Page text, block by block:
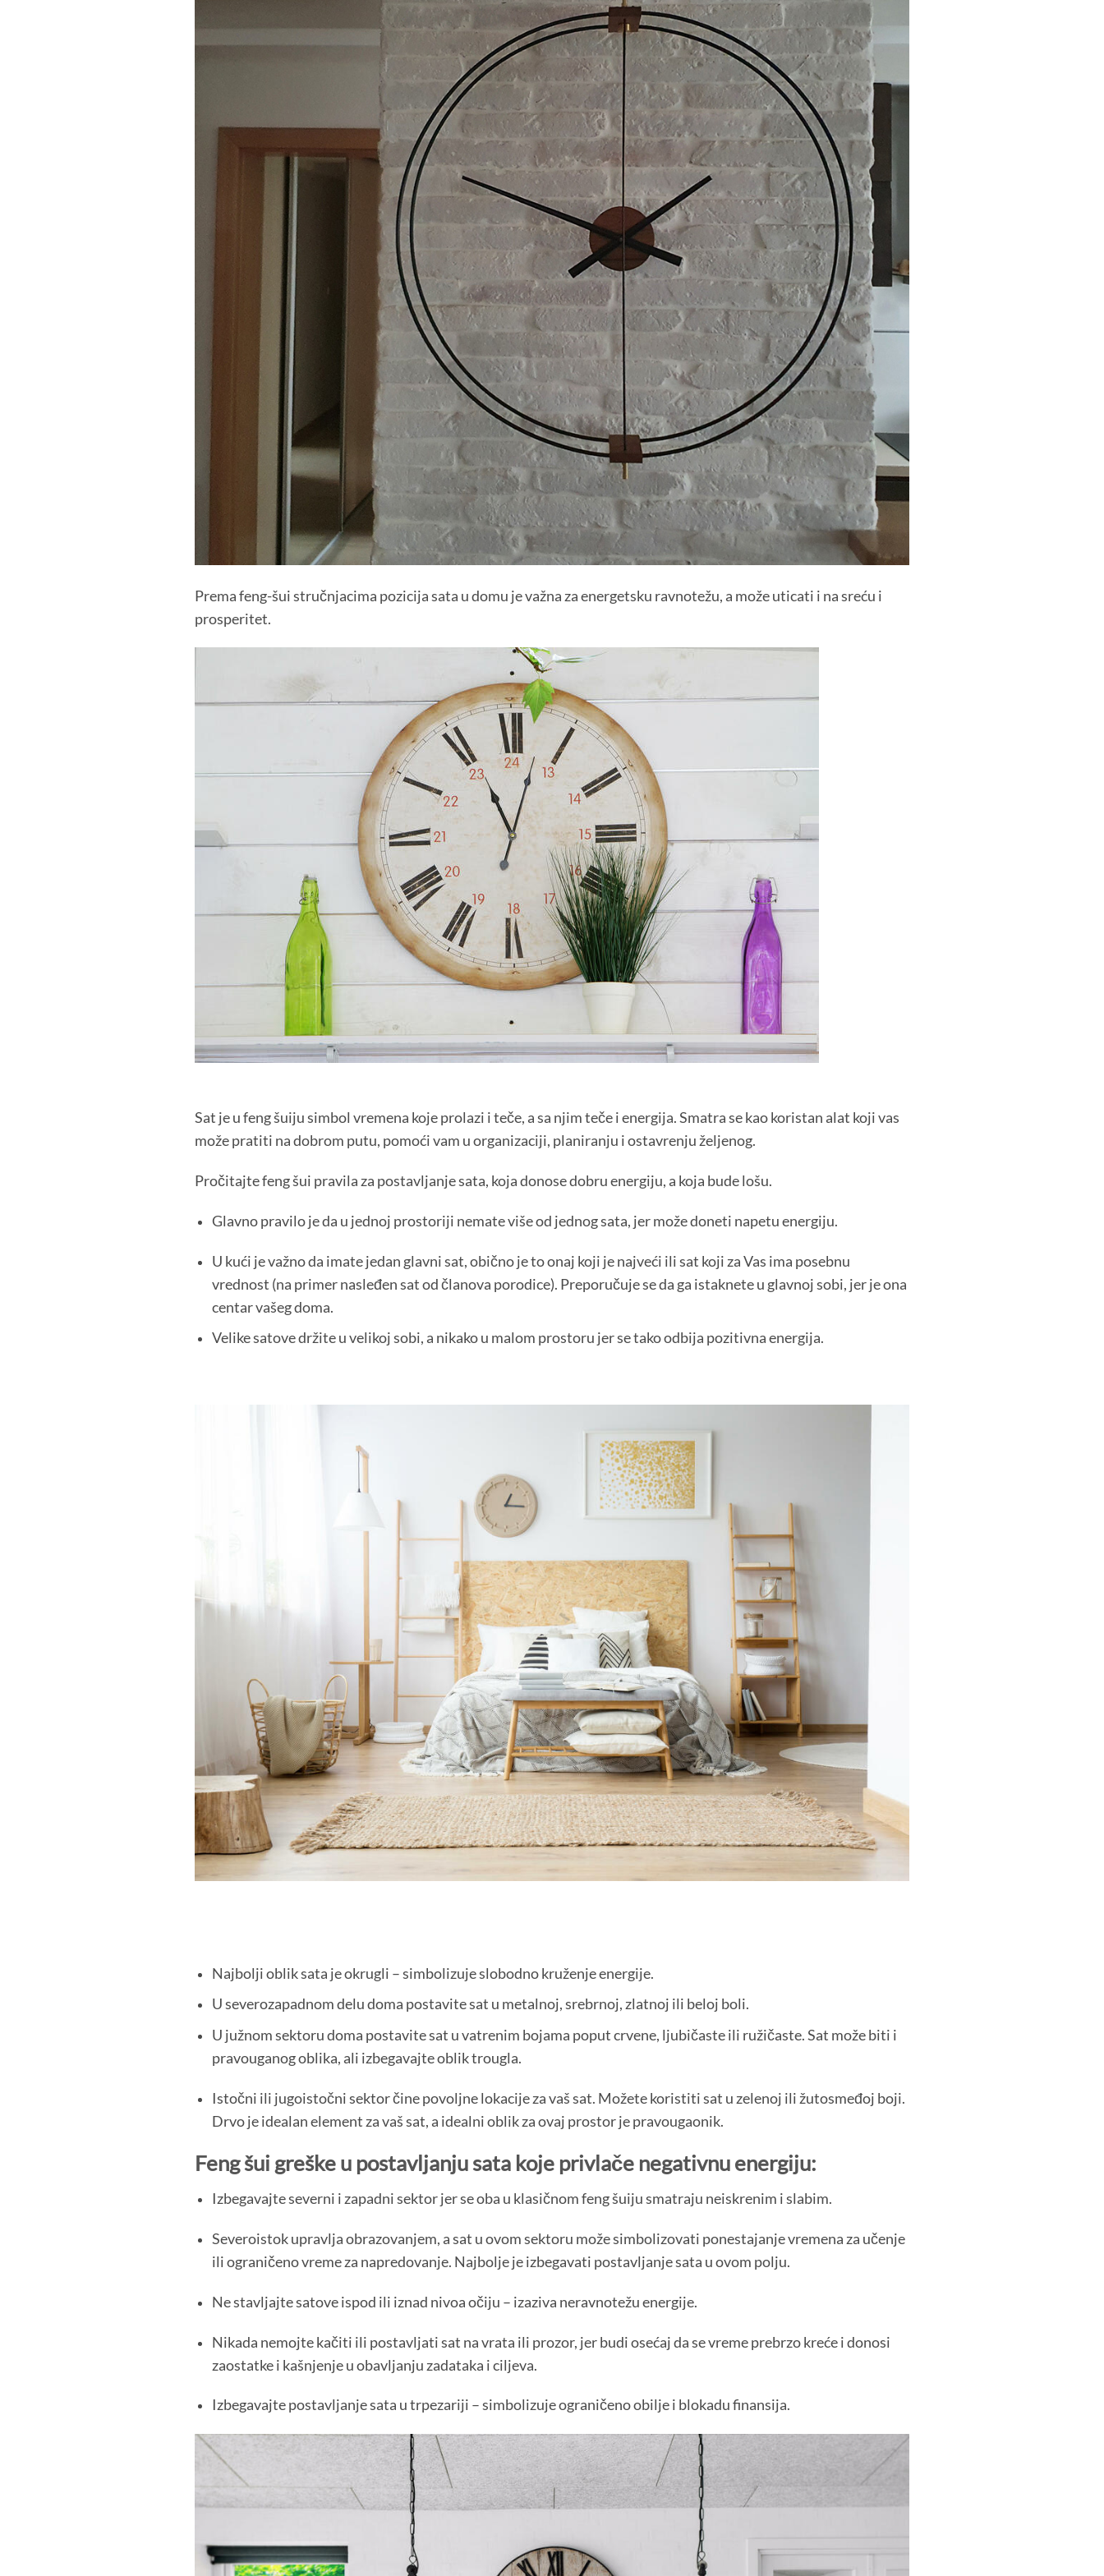
Prema feng-šui stručnjacima pozicija sata u domu je važna za energetsku ravnotežu, a može uticati i na sreću i
prosperitet.
Sat je u feng šuiju simbol vremena koje prolazi i teče, a sa njim teče i energija. Smatra se kao koristan alat koji vas
može pratiti na dobrom putu, pomoći vam u organizaciji, planiranju i ostavrenju željenog.
Pročitajte feng šui pravila za postavljanje sata, koja donose dobru energiju, a koja bude lošu.
Glavno pravilo je da u jednoj prostoriji nemate više od jednog sata, jer može doneti napetu energiju.
U kući je važno da imate jedan glavni sat, obično je to onaj koji je najveći ili sat koji za Vas ima posebnu
vrednost (na primer nasleđen sat od članova porodice). Preporučuje se da ga istaknete u glavnoj sobi, jer je ona
centar vašeg doma.
Velike satove držite u velikoj sobi, a nikako u malom prostoru jer se tako odbija pozitivna energija.
Najbolji oblik sata je okrugli – simbolizuje slobodno kruženje energije.
U severozapadnom delu doma postavite sat u metalnoj, srebrnoj, zlatnoj ili beloj boli.
U južnom sektoru doma postavite sat u vatrenim bojama poput crvene, ljubičaste ili ružičaste. Sat može biti i
pravouganog oblika, ali izbegavajte oblik trougla.
Istočni ili jugoistočni sektor čine povoljne lokacije za vaš sat. Možete koristiti sat u zelenoj ili žutosmeđoj boji.
Drvo je idealan element za vaš sat, a idealni oblik za ovaj prostor je pravougaonik.
Feng šui greške u postavljanju sata koje privlače negativnu energiju:
Izbegavajte severni i zapadni sektor jer se oba u klasičnom feng šuiju smatraju neiskrenim i slabim.
Severoistok upravlja obrazovanjem, a sat u ovom sektoru može simbolizovati ponestajanje vremena za učenje
ili ograničeno vreme za napredovanje. Najbolje je izbegavati postavljanje sata u ovom polju.
Ne stavljajte satove ispod ili iznad nivoa očiju – izaziva neravnotežu energije.
Nikada nemojte kačiti ili postavljati sat na vrata ili prozor, jer budi osećaj da se vreme prebrzo kreće i donosi
zaostatke i kašnjenje u obavljanju zadataka i ciljeva.
Izbegavajte postavljanje sata u trpezariji – simbolizuje ograničeno obilje i blokadu finansija.